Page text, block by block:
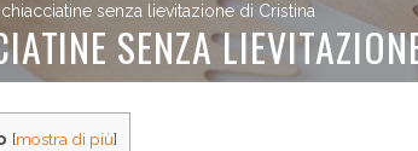
senza lievitazione di Cristina
SENZA
[mostra di più]